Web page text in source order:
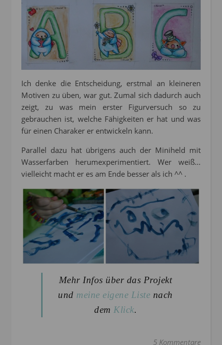
Ich denke die Entscheidung, erstmal an kleineren
Motiven zu üben, war gut. Zumal sich dadurch auch
zeigt, zu was mein erster Figurversuch so zu
gebrauchen ist, welche Fähigkeiten er hat und was
für einen Charaker er entwickeln kann.
Parallel dazu hat übrigens auch der Miniheld mit
Wasserfarben herumexperimentiert. Wer weiß…
vielleicht macht er es am Ende besser als ich ^^ .
Mehr Infos über das Projekt
und meine eigene Liste nach
dem Klick.
5 Kommentare